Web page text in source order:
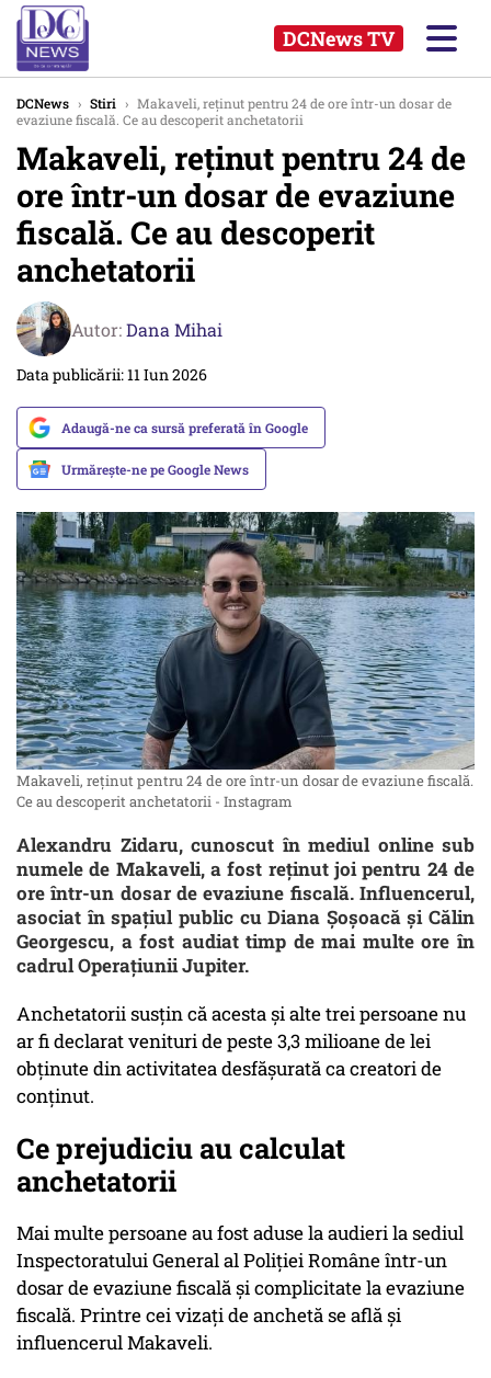
DCNews TV
DCNews › Stiri › Makaveli, reținut pentru 24 de ore într-un dosar de
evaziune fiscală. Ce au descoperit anchetatorii
Makaveli, reținut pentru 24 de
ore într-un dosar de evaziune
fiscală. Ce au descoperit
anchetatorii
Autor:Dana Mihai
Data publicării: 11 Iun 2026
Adaugă-ne ca sursă preferată în Google
Urmărește-ne pe Google News
Makaveli, reținut pentru 24 de ore într-un dosar de evaziune fiscală.
Ce au descoperit anchetatorii - Instagram
Alexandru Zidaru, cunoscut în mediul online sub
numele de Makaveli, a fost reținut joi pentru 24 de
ore într-un dosar de evaziune fiscală. Influencerul,
asociat în spațiul public cu Diana Șoșoacă și Călin
Georgescu, a fost audiat timp de mai multe ore în
cadrul Operațiunii Jupiter.
Anchetatorii susțin că acesta și alte trei persoane nu
ar fi declarat venituri de peste 3,3 milioane de lei
obținute din activitatea desfășurată ca creatori de
conținut.
Ce prejudiciu au calculat
anchetatorii
Mai multe persoane au fost aduse la audieri la sediul
Inspectoratului General al Poliției Române într-un
dosar de evaziune fiscală și complicitate la evaziune
fiscală. Printre cei vizați de anchetă se află și
influencerul Makaveli.